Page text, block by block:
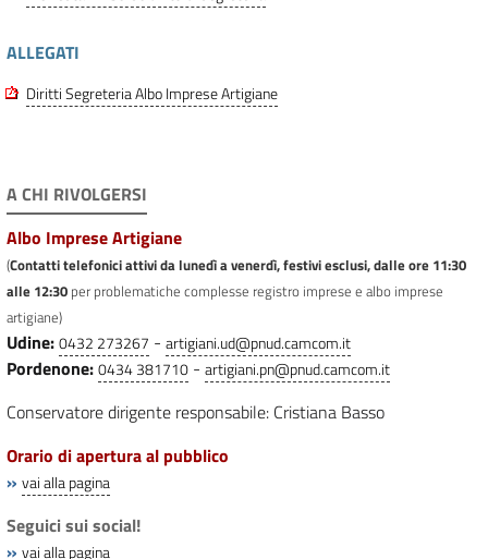
ALLEGATI
Diritti Segreteria Albo Imprese Artigiane
A CHI RIVOLGERSI
Albo Imprese Artigiane
(Contatti telefonici attivi da lunedì a venerdì, festivi esclusi, dalle ore 11:30
alle 12:30 per problematiche complesse registro imprese e albo imprese
artigiane)
Udine:0432 273267 - artigiani.ud@pnud.camcom.it
Pordenone:0434 381710 - artigiani.pn@pnud.camcom.it
Conservatore dirigente responsabile: Cristiana Basso
Orario di apertura al pubblico
» vai alla pagina
Seguici sui social!
» vai alla pagina